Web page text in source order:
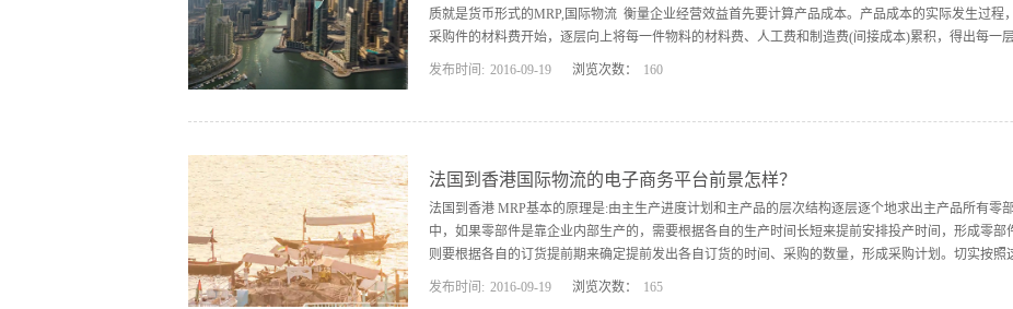
贸易的企业可以利用过剩生产能力，增加销售额，节约营销资金，降低
质就是货币形式的MRP,国际物流 衡量企业经营效益首先要计算产品成本。产品成本的实际发生过程
采购件的材料费开始，逐层向上将每一件物料的材料费、人工费和制造费(间接成本)累积，得出每一
事务处理相关的会计科目之间，国际物流按设定的借贷关系，自动转账登录，保证了“资金流(财务账
信息滞后于物料信息的状况，便于实时做出决策.
发布时间: 2016-09-19 浏览次数： 160
法国到香港国际物流的电子商务平台前景怎样？
法国到香港 MRP基本的原理是:由主生产进度计划和主产品的层次结构逐层逐个地求出主产品所有零
中，如果零部件是靠企业内部生产的，需要根据各自的生产时间长短来提前安排投产时间，形成零部
则要根据各自的订货提前期来确定提前发出各自订货的时间、采购的数量，形成采购计划。切实按照
发布时间: 2016-09-19 浏览次数： 165